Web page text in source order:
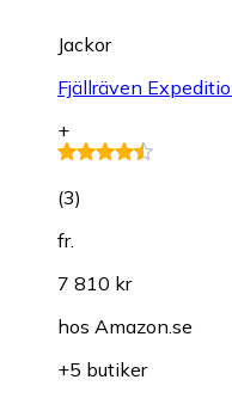
Jackor
Fjällräven
+
(3)
fr.
7 810 kr
hos Amazon.se
+5 butiker